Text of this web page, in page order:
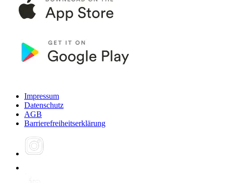
Impressum
Datenschutz
AGB
Barrierefreiheitserklärung